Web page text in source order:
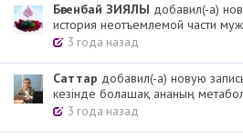
Бөгенбай ЗИЯЛЫ добавил(-а)
история неотъемлемой части
3 года назад
Cаттар добавил(-а) новую
кезінде болашақ ананың
3 года назад